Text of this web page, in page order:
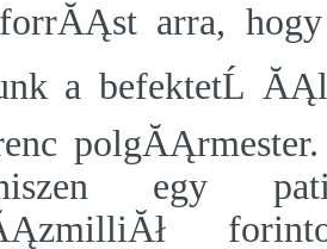
arra,
a befektetĹ
egy